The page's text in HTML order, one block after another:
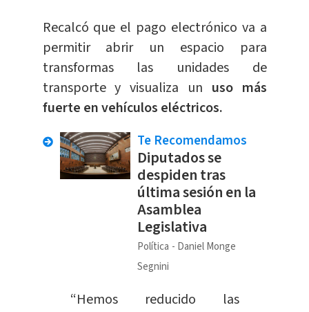
Recalcó que el pago electrónico va a
permitir abrir un espacio para
transformas las unidades de
transporte y visualiza un uso más
fuerte en vehículos eléctricos.
Te Recomendamos
Diputados se
despiden tras
última sesión en la
Asamblea
Legislativa
Política
Daniel Monge
Segnini
“Hemos reducido las